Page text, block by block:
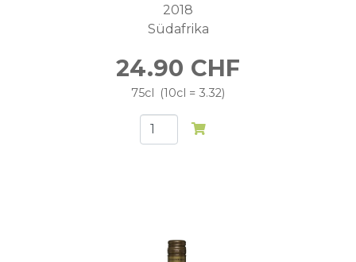
2018
Südafrika
24.90 CHF
75cl 10cl = 3.32